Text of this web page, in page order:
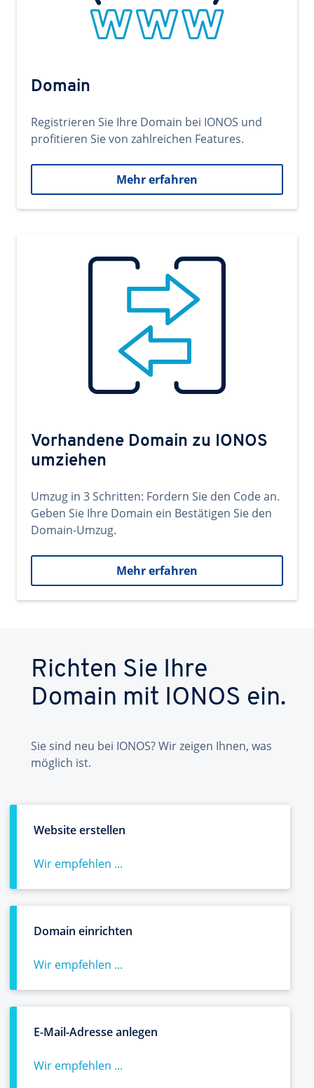
Domain
Registrieren Sie Ihre Domain bei IONOS und
profitieren Sie von zahlreichen Features.
Mehr erfahren
Vorhandene Domain zu IONOS
umziehen
Umzug in 3 Schritten: Fordern Sie den Code an.
Geben Sie Ihre Domain ein Bestätigen Sie den
Domain-Umzug.
Mehr erfahren
Richten Sie Ihre
Domain mit IONOS ein.
Sie sind neu bei IONOS? Wir zeigen Ihnen, was
möglich ist.
Website erstellen
Wir empfehlen ...
Domain einrichten
Wir empfehlen ...
E-Mail-Adresse anlegen
Wir empfehlen ...